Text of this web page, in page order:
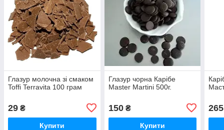
Глазур молочна зі смаком
Toffi Terravita 100 грам
29 ₴
Купити
Глазур чорна Карібе
Master Martini 500г.
150₴
Купити
265